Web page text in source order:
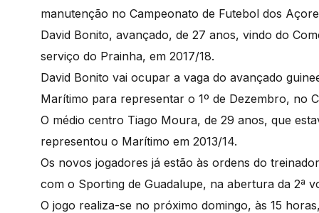
manutenção no Campeonato de Futebol dos
David Bonito, avançado, de 27 anos, vindo do
serviço do Prainha, em 2017/18.
David Bonito vai ocupar a vaga do avançado
Marítimo para representar o 1º de Dezembro, no
O médio centro Tiago Moura, de 29 anos, que
representou o Marítimo em 2013/14.
Os novos jogadores já estão às ordens do
com o Sporting de Guadalupe, na abertura da 2ª
O jogo realiza-se no próximo domingo, às 15